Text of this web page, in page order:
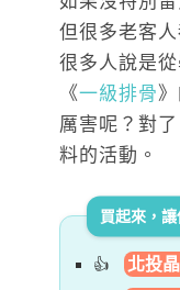
但很多老客
很多人說是
《一級排骨
厲害呢？對
料的活動。
買起來，
北投